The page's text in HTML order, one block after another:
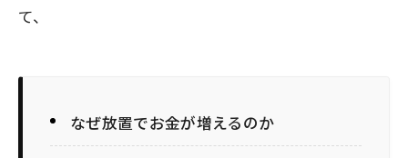
て、
なぜ放置でお金が増えるのか